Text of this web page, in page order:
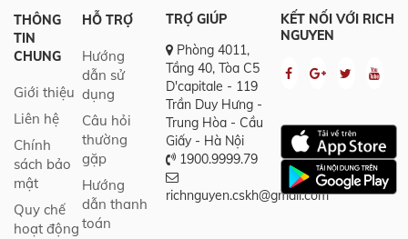
THÔNG
TIN
CHUNG
Giới thiệu
Liên hệ
Chính
sách bảo
mật
Quy chế
hoạt động
HỖ TRỢ
Hướng
dẫn sử
dụng
Câu hỏi
thường
gặp
Hướng
dẫn thanh
toán
TRỢ GIÚP
Phòng 4011,
Tầng 40, Tòa C5
D'capitale - 119
Trần Duy Hưng -
Trung Hòa - Cầu
Giấy - Hà Nội
1900.9999.79
richnguyen.cskh@gmail.com
KẾT NỐI VỚI RICH
NGUYEN